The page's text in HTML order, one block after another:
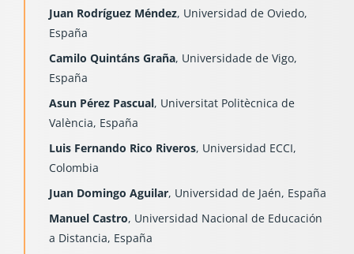
Juan Rodríguez Méndez, Universidad de Oviedo,
España
Camilo Quintáns Graña, Universidade de Vigo,
España
Asun Pérez Pascual, Universitat Politècnica de
València, España
Luis Fernando Rico Riveros, Universidad ECCI,
Colombia
Juan Domingo Aguilar, Universidad de Jaén, España
Manuel Castro, Universidad Nacional de Educación
a Distancia, España